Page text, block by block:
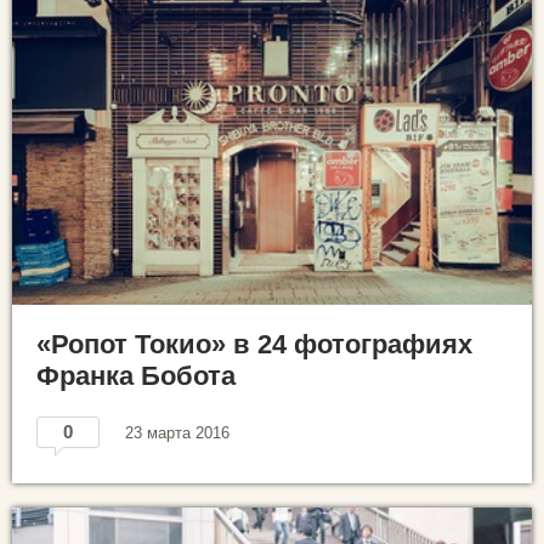
«Ропот Токио» в 24 фотографиях
Франка Бобота
0 23 марта 2016